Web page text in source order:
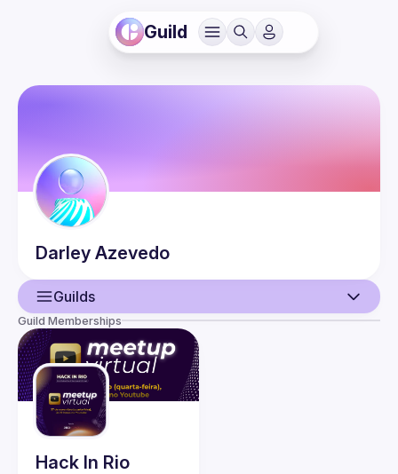
Guild
Darley Azevedo
Guilds
User
Events
Guilds
Guild Memberships
Hack In Rio